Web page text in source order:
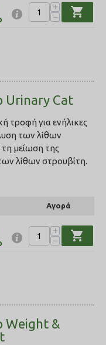
+
−
shopping_cart
Urinary Cat
τροφή για ενήλικες
των λίθων
μείωση της
λίθων στρουβίτη.
Αγορά
+
−
shopping_cart
Weight &